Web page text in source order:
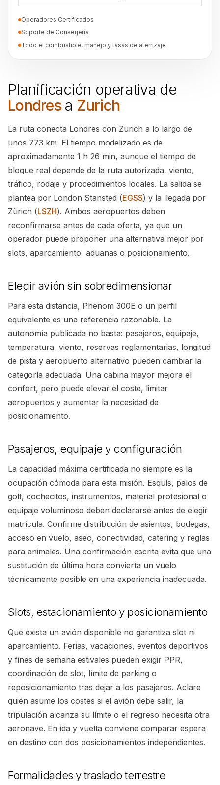
Operadores Certificados
Soporte de Conserjería
Todo el combustible, manejo y tasas de aterrizaje
Planificación operativa de
Londresa Zurich
La ruta conecta Londres con Zurich a lo largo de
unos 773 km. El tiempo modelizado es de
aproximadamente 1 h 26 min, aunque el tiempo de
bloque real depende de la ruta autorizada, viento,
tráfico, rodaje y procedimientos locales. La salida se
plantea por London Stansted (EGSS) y la llegada por
Zürich (LSZH). Ambos aeropuertos deben
reconfirmarse antes de cada oferta, ya que un
operador puede proponer una alternativa mejor por
slots, aparcamiento, aduanas o posicionamiento.
Elegir avión sin sobredimensionar
Para esta distancia, Phenom 300E o un perfil
equivalente es una referencia razonable. La
autonomía publicada no basta: pasajeros, equipaje,
temperatura, viento, reservas reglamentarias, longitud
de pista y aeropuerto alternativo pueden cambiar la
categoría adecuada. Una cabina mayor mejora el
confort, pero puede elevar el coste, limitar
aeropuertos y aumentar la necesidad de
posicionamiento.
Pasajeros, equipaje y configuración
La capacidad máxima certificada no siempre es la
ocupación cómoda para esta misión. Esquís, palos de
golf, cochecitos, instrumentos, material profesional o
equipaje voluminoso deben declararse antes de elegir
matrícula. Confirme distribución de asientos, bodegas,
acceso en vuelo, aseo, conectividad, catering y reglas
para animales. Una confirmación escrita evita que una
sustitución de última hora convierta un vuelo
técnicamente posible en una experiencia inadecuada.
Slots, estacionamiento y posicionamiento
Que exista un avión disponible no garantiza slot ni
aparcamiento. Ferias, vacaciones, eventos deportivos
y fines de semana estivales pueden exigir PPR,
coordinación de slot, límite de parking o
reposicionamiento tras dejar a los pasajeros. Aclare
quién asume los costes si el avión debe salir, la
tripulación alcanza su límite o el regreso necesita otra
aeronave. En ida y vuelta conviene comparar espera
en destino con dos posicionamientos independientes.
Formalidades y traslado terrestre